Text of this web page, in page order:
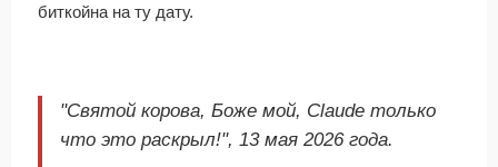
биткойна на ту дату.
"Святой корова, Боже мой, Claude только
что это раскрыл!", 13 мая 2026 года.